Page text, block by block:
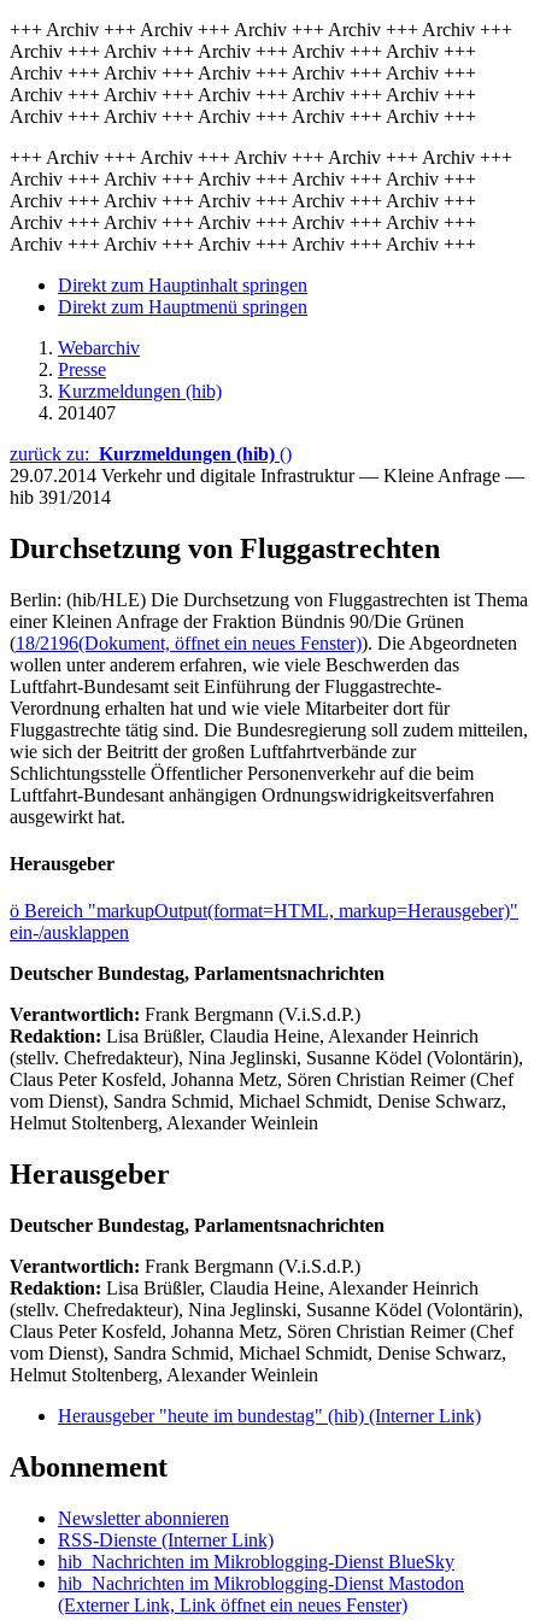
+++ Archiv +++ Archiv +++ Archiv +++ Archiv +++ Archiv +++
Archiv +++ Archiv +++ Archiv +++ Archiv +++ Archiv +++
Archiv +++ Archiv +++ Archiv +++ Archiv +++ Archiv +++
Archiv +++ Archiv +++ Archiv +++ Archiv +++ Archiv +++
Archiv +++ Archiv +++ Archiv +++ Archiv +++ Archiv +++
+++ Archiv +++ Archiv +++ Archiv +++ Archiv +++ Archiv +++
Archiv +++ Archiv +++ Archiv +++ Archiv +++ Archiv +++
Archiv +++ Archiv +++ Archiv +++ Archiv +++ Archiv +++
Archiv +++ Archiv +++ Archiv +++ Archiv +++ Archiv +++
Archiv +++ Archiv +++ Archiv +++ Archiv +++ Archiv +++
Direkt zum Hauptinhalt springen
Direkt zum Hauptmenü springen
Webarchiv
Presse
Kurzmeldungen (hib)
201407
zurück zu: Kurzmeldungen (hib) ()
29.07.2014 Verkehr und digitale Infrastruktur — Kleine Anfrage —
hib 391/2014
Durchsetzung von Fluggastrechten
Berlin: (hib/HLE) Die Durchsetzung von Fluggastrechten ist Thema
einer Kleinen Anfrage der Fraktion Bündnis 90/Die Grünen
(18/2196(Dokument, öffnet ein neues Fenster)). Die Abgeordneten
wollen unter anderem erfahren, wie viele Beschwerden das
Luftfahrt-Bundesamt seit Einführung der Fluggastrechte-
Verordnung erhalten hat und wie viele Mitarbeiter dort für
Fluggastrechte tätig sind. Die Bundesregierung soll zudem mitteilen,
wie sich der Beitritt der großen Luftfahrtverbände zur
Schlichtungsstelle Öffentlicher Personenverkehr auf die beim
Luftfahrt-Bundesant anhängigen Ordnungswidrigkeitsverfahren
ausgewirkt hat.
Herausgeber
ö Bereich "markupOutput(format=HTML, markup=Herausgeber)"
ein-/ausklappen
Deutscher Bundestag, Parlamentsnachrichten
Verantwortlich: Frank Bergmann (V.i.S.d.P.)
Redaktion: Lisa Brüßler, Claudia Heine, Alexander Heinrich
(stellv. Chefredakteur), Nina Jeglinski, Susanne Ködel (Volontärin),
Claus Peter Kosfeld, Johanna Metz, Sören Christian Reimer (Chef
vom Dienst), Sandra Schmid, Michael Schmidt, Denise Schwarz,
Helmut Stoltenberg, Alexander Weinlein
Herausgeber
Deutscher Bundestag, Parlamentsnachrichten
Verantwortlich: Frank Bergmann (V.i.S.d.P.)
Redaktion: Lisa Brüßler, Claudia Heine, Alexander Heinrich
(stellv. Chefredakteur), Nina Jeglinski, Susanne Ködel (Volontärin),
Claus Peter Kosfeld, Johanna Metz, Sören Christian Reimer (Chef
vom Dienst), Sandra Schmid, Michael Schmidt, Denise Schwarz,
Helmut Stoltenberg, Alexander Weinlein
Herausgeber "heute im bundestag" (hib) (Interner Link)
Abonnement
Newsletter abonnieren
RSS-Dienste (Interner Link)
hib_Nachrichten im Mikroblogging-Dienst BlueSky
hib_Nachrichten im Mikroblogging-Dienst Mastodon
(Externer Link, Link öffnet ein neues Fenster)